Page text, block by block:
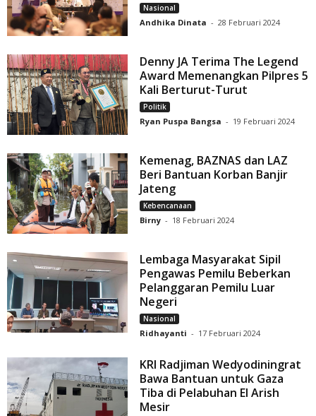
Nasional
Andhika Dinata - 28 Februari 2024
Denny JA Terima The Legend
Award Memenangkan Pilpres 5
Kali Berturut-Turut
Politik
Ryan Puspa Bangsa - 19 Februari 2024
Kemenag, BAZNAS dan LAZ
Beri Bantuan Korban Banjir
Jateng
Kebencanaan
Birny - 18 Februari 2024
Lembaga Masyarakat Sipil
Pengawas Pemilu Beberkan
Pelanggaran Pemilu Luar
Negeri
Nasional
Ridhayanti - 17 Februari 2024
KRI Radjiman Wedyodiningrat
Bawa Bantuan untuk Gaza
Tiba di Pelabuhan El Arish
Mesir